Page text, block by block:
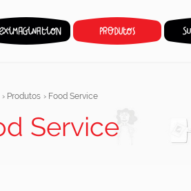
› Produtos › Food Service
Service